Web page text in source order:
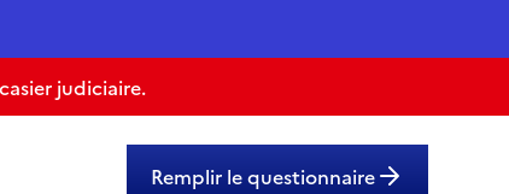
judiciaire.
Remplir le questionnaire